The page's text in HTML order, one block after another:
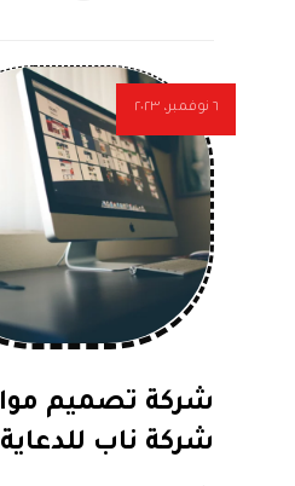
شركة تصميم
شركة ناب للدعاية
٦ نوفمبر، ٢٠٢٣